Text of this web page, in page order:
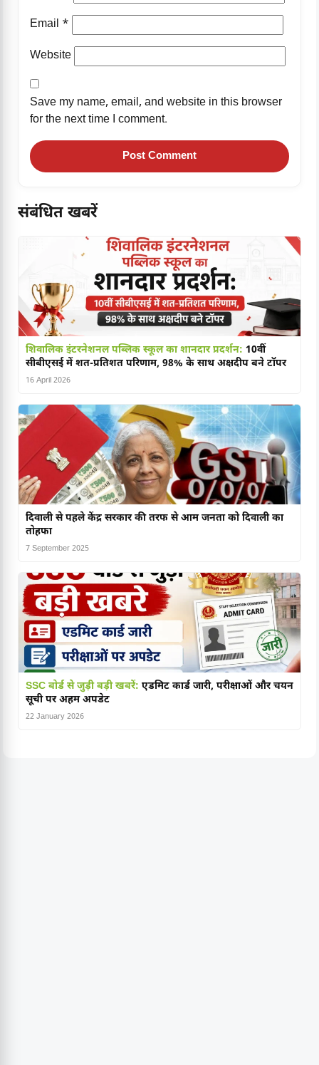
Email *
Website
Save my name, email, and website in this browser
for the next time I comment.
संबंधित खबरें
शिवालिक इंटरनेशनल पब्लिक स्कूल का शानदार प्रदर्शन: 10वीं
सीबीएसई में शत-प्रतिशत परिणाम, 98% के साथ अक्षदीप बने टॉपर
16 April 2026
दिवाली से पहले केंद्र सरकार की तरफ से आम जनता को दिवाली का
तोहफा
7 September 2025
SSC बोर्ड से जुड़ी बड़ी खबरें: एडमिट कार्ड जारी, परीक्षाओं और चयन
सूची पर अहम अपडेट
22 January 2026